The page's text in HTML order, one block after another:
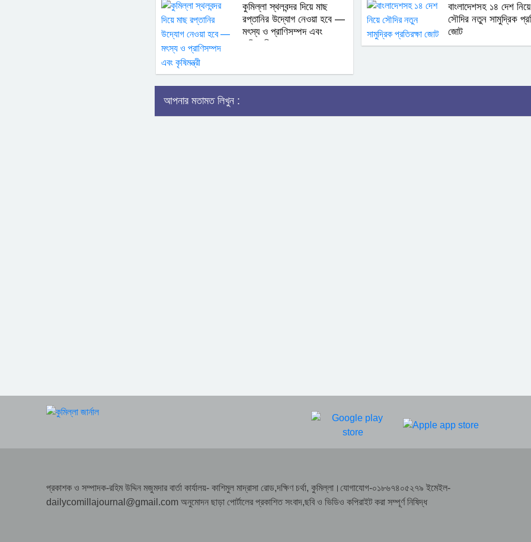
কুমিল্লা স্থলবন্দর দিয়ে মাছ
রপ্তানির উদ্যোগ নেওয়া হবে —
মৎস্য ও প্রাণিসম্পদ এবং
কৃষিমন্ত্রী
বাংলাদেশসহ ১৪ দেশ নিয়ে
সৌদির নতুন সামুদ্রিক
জোট
আপনার মতামত লিখুন :
প্রকাশক ও সম্পাদক-রহিম উদ্দিন মজুমদার বার্তা কার্যালয়- কাশিমুল মাদ্রাসা রোড,দক্ষিণ চর্থা, কুমিল্লা।যোগাযোগ-০১৮৬৭৪০৫২৭৯ ইমেইল-
dailycomillajournal@gmail.com অনুমোদন ছাড়া পোর্টালের প্রকাশিত সংবাদ,ছবি ও ভিডিও কপিরাইট করা সম্পূর্ণ নিষিদ্ধ